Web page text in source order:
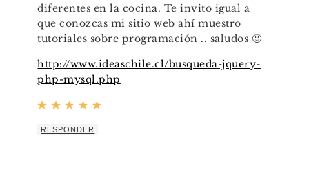
diferentes en la cocina. Te invito igual a
que conozcas mi sitio web ahí muestro
tutoriales sobre programación .. saludos 🙂
http://www.ideaschile.cl/busqueda-jquery-
php-mysql.php
RESPONDER